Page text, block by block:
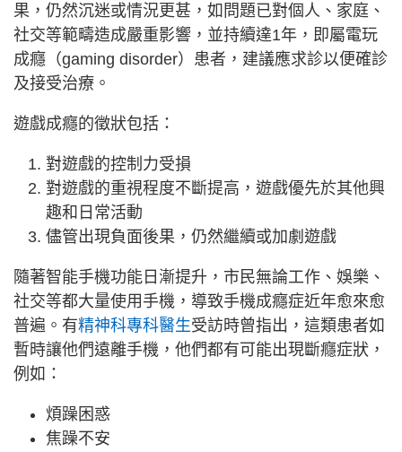
果，仍然沉迷或情況更甚，如問題已對個人、家庭、
社交等範疇造成嚴重影響，並持續達1年，即屬電玩
成癮（gaming disorder）患者，建議應求診以便確診
及接受治療。
遊戲成癮的徵狀包括：
對遊戲的控制力受損
對遊戲的重視程度不斷提高，遊戲優先於其他興
趣和日常活動
儘管出現負面後果，仍然繼續或加劇遊戲
隨著智能手機功能日漸提升，市民無論工作、娛樂、
社交等都大量使用手機，導致手機成癮症近年愈來愈
普遍。有精神科專科醫生受訪時曾指出，這類患者如
暫時讓他們遠離手機，他們都有可能出現斷癮症狀，
例如：
煩躁困惑
焦躁不安